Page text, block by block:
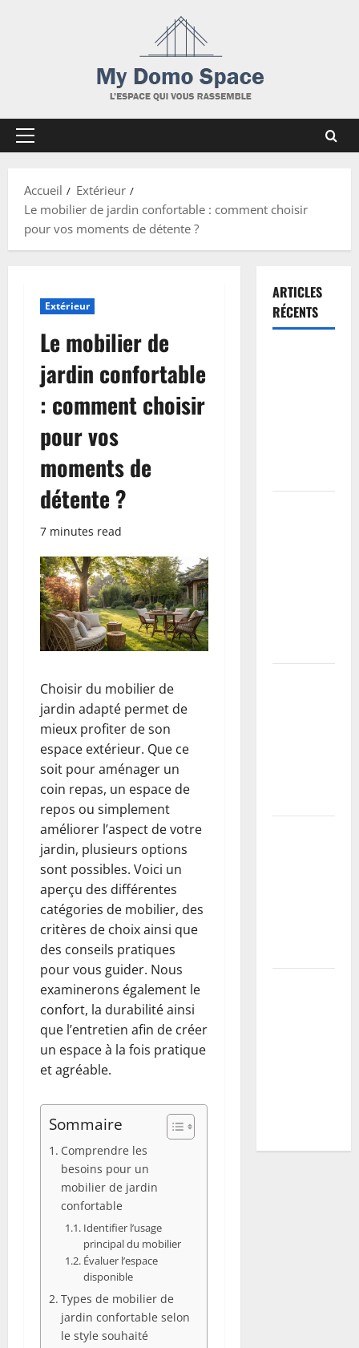
Primary
Accueil
Extérieur
Le mobilier de jardin confortable : comment choisir
pour vos moments de détente ?
Extérieur
Le mobilier de
jardin confortable
: comment choisir
pour vos
moments de
détente ?
7 minutes read
Choisir du mobilier de
jardin adapté permet de
mieux profiter de son
espace extérieur. Que ce
soit pour aménager un
coin repas, un espace de
repos ou simplement
améliorer l’aspect de votre
jardin, plusieurs options
sont possibles. Voici un
aperçu des différentes
catégories de mobilier, des
critères de choix ainsi que
des conseils pratiques
pour vous guider. Nous
examinerons également le
confort, la durabilité ainsi
que l’entretien afin de créer
un espace à la fois pratique
et agréable.
Sommaire
Comprendre les
besoins pour un
mobilier de jardin
confortable
Identifier l’usage
principal du mobilier
Évaluer l’espace
disponible
Types de mobilier de
jardin confortable selon
le style souhaité
ARTICLES
RÉCENTS